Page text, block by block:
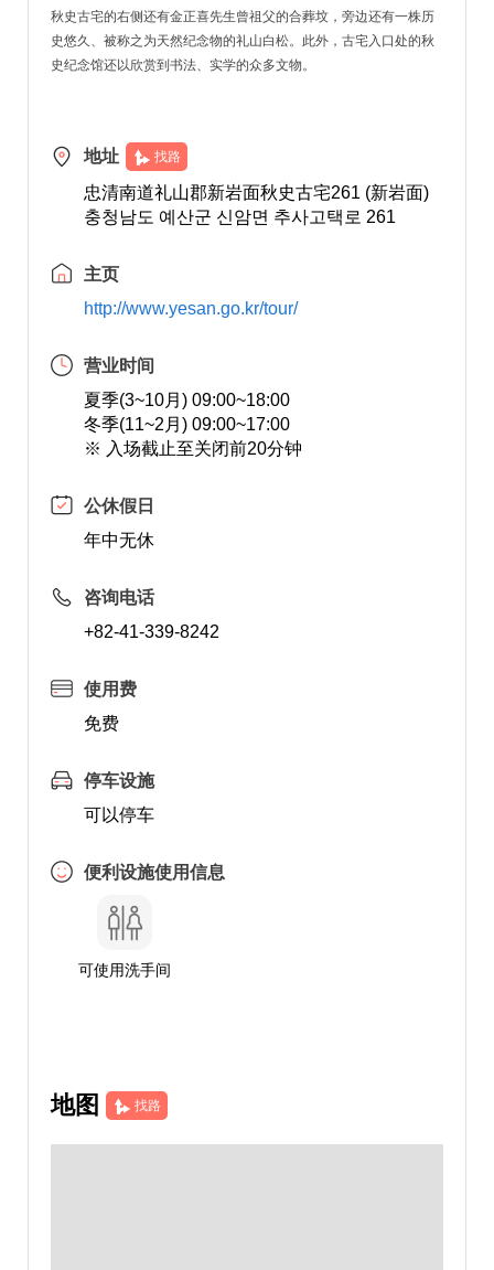
秋史古宅的右侧还有金正喜先生曾祖父的合葬坟，旁边还有一株历
史悠久、被称之为天然纪念物的礼山白松。此外，古宅入口处的秋
史纪念馆还以欣赏到书法、实学的众多文物。
地址 找路
忠清南道礼山郡新岩面秋史古宅261 (新岩面)
충청남도 예산군 신암면 추사고택로 261
主页
http://www.yesan.go.kr/tour/
营业时间
夏季(3~10月) 09:00~18:00
冬季(11~2月) 09:00~17:00
※ 入场截止至关闭前20分钟
公休假日
年中无休
咨询电话
+82-41-339-8242
使用费
免费
停车设施
可以停车
便利设施使用信息
可使用洗手间
地图 找路